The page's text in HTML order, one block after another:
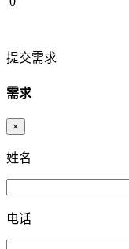
提交需求
需求
×
姓名
电话